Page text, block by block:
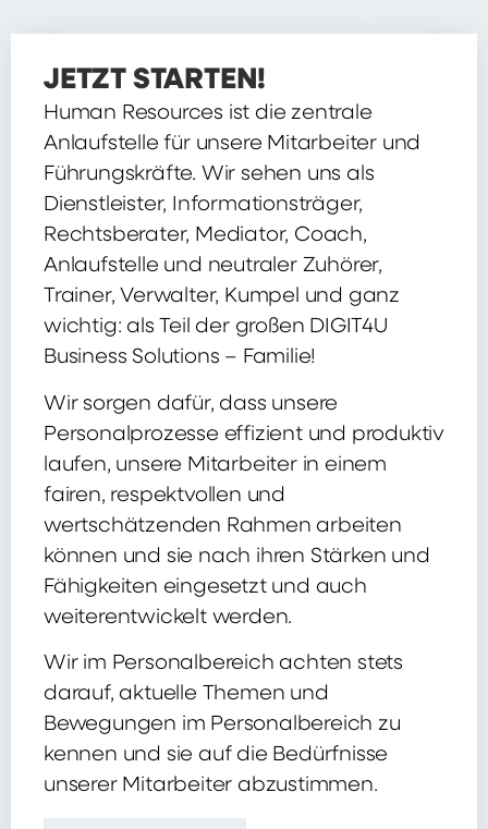
JETZT STARTEN!
Human Resources ist die zentrale
Anlaufstelle für unsere Mitarbeiter und
Führungskräfte. Wir sehen uns als
Dienstleister, Informationsträger,
Rechtsberater, Mediator, Coach,
Anlaufstelle und neutraler Zuhörer,
Trainer, Verwalter, Kumpel und ganz
wichtig: als Teil der großen DIGIT4U
Business Solutions – Familie!
Wir sorgen dafür, dass unsere
Personalprozesse effizient und produktiv
laufen, unsere Mitarbeiter in einem
fairen, respektvollen und
wertschätzenden Rahmen arbeiten
können und sie nach ihren Stärken und
Fähigkeiten eingesetzt und auch
weiterentwickelt werden.
Wir im Personalbereich achten stets
darauf, aktuelle Themen und
Bewegungen im Personalbereich zu
kennen und sie auf die Bedürfnisse
unserer Mitarbeiter abzustimmen.